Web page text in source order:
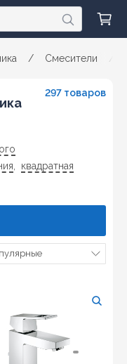
/ Смесители
297 товаров
квадратная